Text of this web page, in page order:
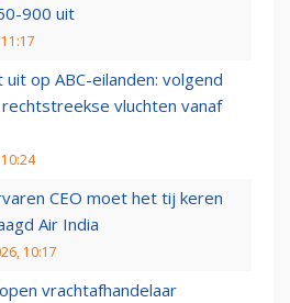
900 uit
op ABC-eilanden: volgend
vluchten vanaf
CEO moet het tij keren
Air India
10:17
vrachtafhandelaar